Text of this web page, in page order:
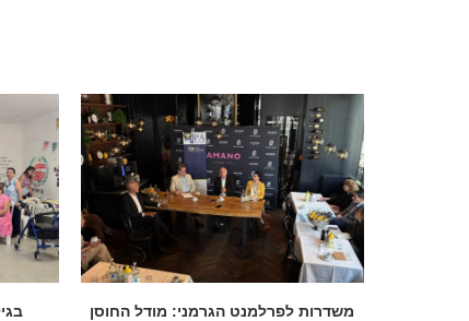
משדרות לפרלמנט הגרמני: מודל החוסן